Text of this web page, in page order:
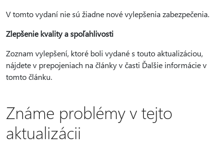
V tomto vydaní nie sú žiadne nové vylepšenia zabezpečenia.
Zlepšenie kvality a spoľahlivosti
Zoznam vylepšení, ktoré boli vydané s touto aktualizáciou,
nájdete v prepojeniach na články v časti Ďalšie informácie v
tomto článku.
Známe problémy v tejto
aktualizácii